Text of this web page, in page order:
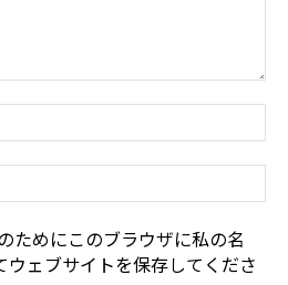
ためにこのブラウザに私の名
ェブサイトを保存してくださ